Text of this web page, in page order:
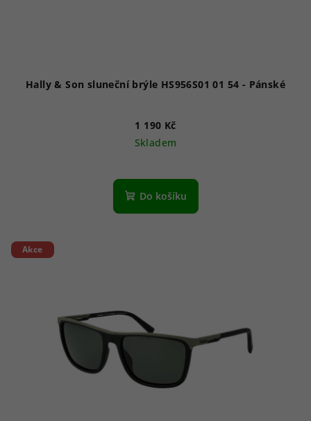
Hally & Son sluneční brýle HS956S01 01 54 - Pánské
1 190 Kč
Skladem
Do košíku
Akce